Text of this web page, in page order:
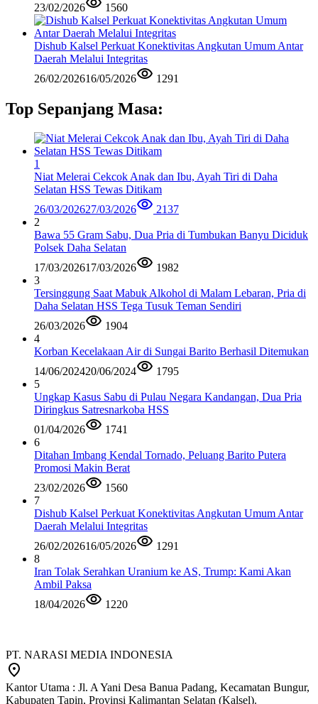
23/02/2026
1560
Dishub Kalsel Perkuat Konektivitas Angkutan Umum Antar
Daerah Melalui Integritas
26/02/202616/05/2026 1291
Top Sepanjang Masa:
1
Niat Melerai Cekcok Anak dan Ibu, Ayah Tiri di Daha
Selatan HSS Tewas Ditikam
26/03/202627/03/2026
2137
2
Bawa 55 Gram Sabu, Dua Pria di Tumbukan Banyu Diciduk
Polsek Daha Selatan
17/03/202617/03/2026
1982
3
Tersinggung Saat Mabuk Alkohol di Malam Lebaran, Pria di
Daha Selatan HSS Tega Tusuk Teman Sendiri
26/03/2026
1904
4
Korban Kecelakaan Air di Sungai Barito Berhasil Ditemukan
14/06/202420/06/2024
1795
5
Ungkap Kasus Sabu di Pulau Negara Kandangan, Dua Pria
Diringkus Satresnarkoba HSS
01/04/2026
1741
6
Ditahan Imbang Kendal Tornado, Peluang Barito Putera
Promosi Makin Berat
23/02/2026
1560
7
Dishub Kalsel Perkuat Konektivitas Angkutan Umum Antar
Daerah Melalui Integritas
26/02/202616/05/2026
1291
8
Iran Tolak Serahkan Uranium ke AS, Trump: Kami Akan
Ambil Paksa
18/04/2026
1220
PT. NARASI MEDIA INDONESIA
Kantor Utama : Jl. A Yani Desa Banua Padang, Kecamatan Bungur,
Kabupaten Tapin, Provinsi Kalimantan Selatan (Kalsel).